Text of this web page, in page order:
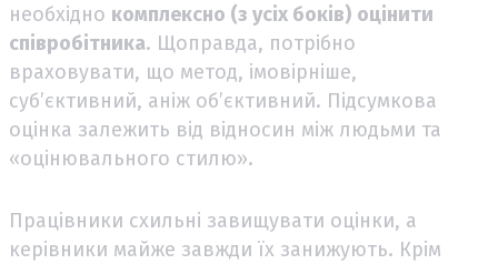
необхідно комплексно (з усіх боків) оцінити
співробітника. Щоправда, потрібно
враховувати, що метод, імовірніше,
суб’єктивний, аніж об’єктивний. Підсумкова
оцінка залежить від відносин між людьми та
«оцінювального стилю».
Працівники схильні завищувати оцінки, а
керівники майже завжди їх занижують. Крім